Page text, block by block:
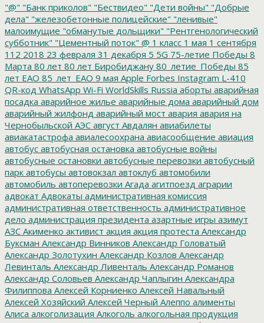
"@" "Банк приколов" "Бествидео" "Дети войны" "Добрые
дела" "железобетонные полицейские" "ленивые"
малоимущие "обманутые дольщики" "Рентгенологический
субботник" "Цементный поток" @ 1 класс 1 мая 1 сентября
112 2018 23 февраля 31 декабря 5 5G 75-летие Победы 8
Марта 80 лет 80 лет Биробиджану 80_летие_Победы 85
лет ЕАО 85_лет_ЕАО 9 мая Apple Forbes Instagram L-410
QR-код WhatsApp Wi-Fi WorldSkills Russia аборты аварийная
посадка аварийное жилье аварийные дома аварийный дом
аварийный жилфонд аварийный мост авария авария на
Чернобыльской АЭС август Авдалян авиабилеты
авиакатастрофа авиалесоохрана авиасообщение авиация
автобус автобусная остановка автобусные войны
автобусные остановки автобусные перевозки автобусный
парк автобусы автовокзал автоклуб автомобили
автомобиль автоперевозки Агада агитпоезд аграрии
адвокат Адвокаты административная комиссия
административная ответственность административное
дело администрация президента азартные игры азимут
АЗС Акименко активист акция акция протеста Александр
Буксман Александр Винников Александр Головатый
Александр Золотухин Александр Козлов Александр
Левинталь Александр Ливенталь Александр Романов
Александр Соловьев Александр Чаплыгин Александра
Филиппова Алексей Корниенко Алексей Навальный
Алексей Хозяйский Алексей Черный Алеппо алименты
Алиса алкоголизация Алкоголь алкогольная продукция